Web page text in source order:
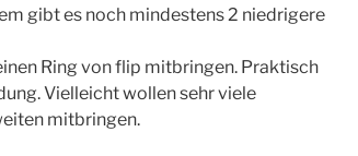
gibt es noch mindestens 2 niedrigere
Ring von flip mitbringen. Praktisch
Vielleicht wollen sehr viele
mitbringen.